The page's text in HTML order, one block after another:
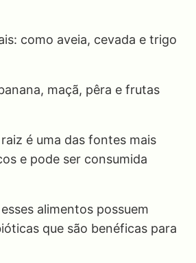
como aveia, cevada e trigo
maçã, pêra e frutas
é uma das fontes mais
e pode ser consumida
alimentos possuem
que são benéficas para